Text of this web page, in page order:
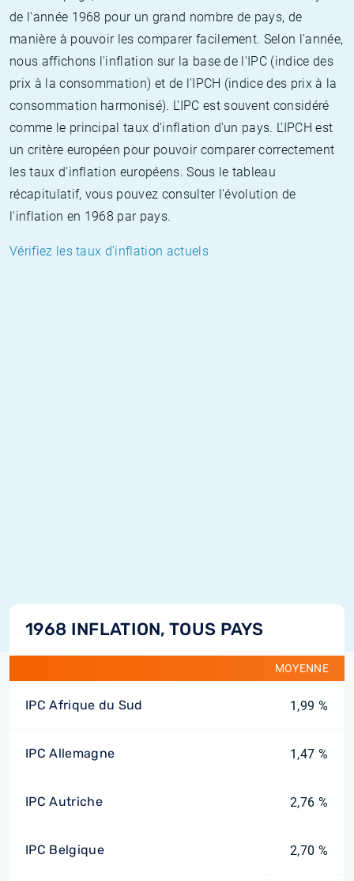
de l'année 1968 pour un grand nombre de pays, de
manière à pouvoir les comparer facilement. Selon l'année,
nous affichons l'inflation sur la base de l'IPC (indice des
prix à la consommation) et de l'IPCH (indice des prix à la
consommation harmonisé). L'IPC est souvent considéré
comme le principal taux d'inflation d'un pays. L'IPCH est
un critère européen pour pouvoir comparer correctement
les taux d'inflation européens. Sous le tableau
récapitulatif, vous pouvez consulter l'évolution de
l'inflation en 1968 par pays.
Vérifiez les taux d'inflation actuels
1968 INFLATION, TOUS PAYS
MOYENNE
IPC Afrique du Sud 1,99 %
IPC Allemagne 1,47 %
IPC Autriche 2,76 %
IPC Belgique 2,70 %